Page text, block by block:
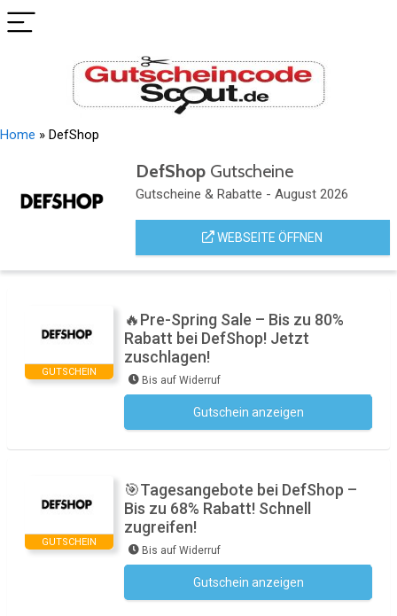
Home » DefShop
DefShopGutscheine
Gutscheine & Rabatte - August 2026
WEBSEITE ÖFFNEN
GUTSCHEIN
🔥Pre-Spring Sale – Bis zu 80%
Rabatt bei DefShop! Jetzt
zuschlagen!
Bis auf Widerruf
Gutschein anzeigen
GUTSCHEIN
🎯Tagesangebote bei DefShop –
Bis zu 68% Rabatt! Schnell
zugreifen!
Bis auf Widerruf
Gutschein anzeigen